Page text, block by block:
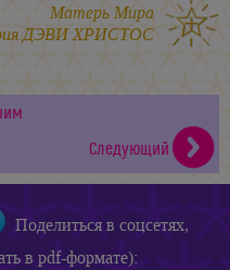
Матерь Мира
ДЭВИ ХРИСТОС
Следующий
Поделиться в соцсетях,
в pdf-формате):